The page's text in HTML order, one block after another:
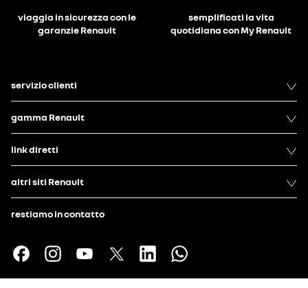
viaggia in sicurezza con le
garanzie Renault
semplificati la vita
quotidiana con My Renault
servizio clienti
gamma Renault
link diretti
altri siti Renault
restiamo in contatto